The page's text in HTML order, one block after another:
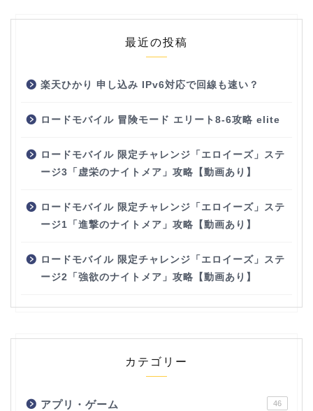
最近の投稿
楽天ひかり 申し込み IPv6対応で回線も速い？
ロードモバイル 冒険モード エリート8-6攻略 elite
ロードモバイル 限定チャレンジ「エロイーズ」ステ
ージ3「虚栄のナイトメア」攻略【動画あり】
ロードモバイル 限定チャレンジ「エロイーズ」ステ
ージ1「進撃のナイトメア」攻略【動画あり】
ロードモバイル 限定チャレンジ「エロイーズ」ステ
ージ2「強欲のナイトメア」攻略【動画あり】
カテゴリー
アプリ・ゲーム 46